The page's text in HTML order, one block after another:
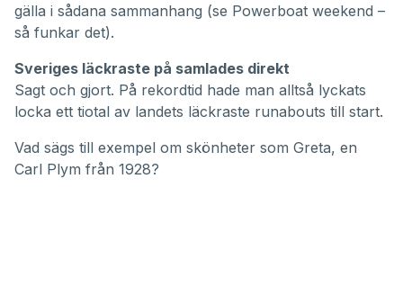
gälla i sådana sammanhang (se Powerboat weekend –
så funkar det).
Sveriges läckraste på samlades direkt
Sagt och gjort. På rekordtid hade man alltså lyckats
locka ett tiotal av landets läckraste runabouts till start.
Vad sägs till exempel om skönheter som Greta, en
Carl Plym från 1928?